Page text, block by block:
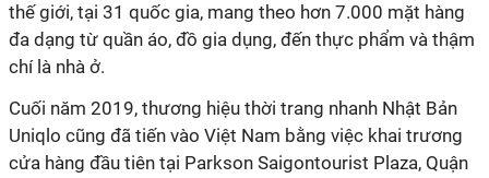
thế giới, tại 31 quốc gia, mang theo hơn 7.000 mặt hàng
đa dạng từ quần áo, đồ gia dụng, đến thực phẩm và thậm
chí là nhà ở.
Cuối năm 2019, thương hiệu thời trang nhanh Nhật Bản
Uniqlo cũng đã tiến vào Việt Nam bằng việc khai trương
cửa hàng đầu tiên tại Parkson Saigontourist Plaza, Quận